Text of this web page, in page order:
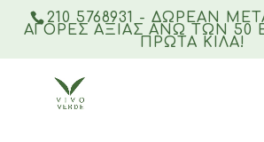
210 5768931 - ΔΩΡΕΑΝ
ΑΓΟΡΈΣ ΑΞΊΑΣ ΆΝΩ ΤΩΝ 50
ΠΡΏΤΑ ΚΙΛΆ!